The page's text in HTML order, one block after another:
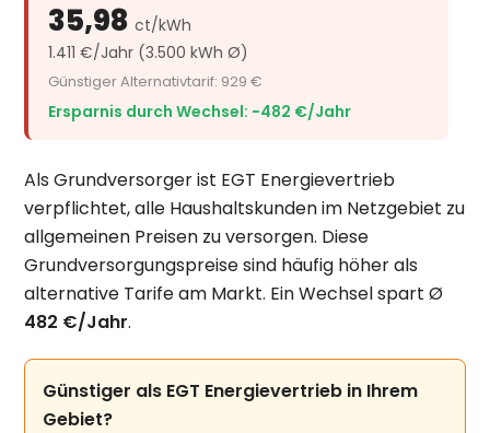
35,98ct/kWh
1.411 €/Jahr (3.500 kWh Ø)
Günstiger Alternativtarif: 929 €
Ersparnis durch Wechsel: −482 €/Jahr
Als Grundversorger ist EGT Energievertrieb
verpflichtet, alle Haushaltskunden im Netzgebiet zu
allgemeinen Preisen zu versorgen. Diese
Grundversorgungspreise sind häufig höher als
alternative Tarife am Markt. Ein Wechsel spart Ø
482 €/Jahr.
Günstiger als EGT Energievertrieb in Ihrem
Gebiet?